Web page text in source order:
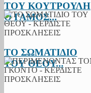
ΤΟΥ ΚΟΥΤΡΟΥΛΗ
Ο ΓΑΜΟΣ...
ΤΟ ΣΩΜΑΤΙΔΙΟ
ΤΟΥ ΘΕΟΥ...